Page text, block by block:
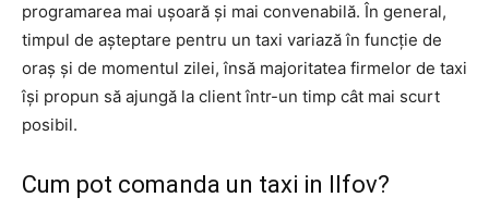
programarea mai ușoară și mai convenabilă. În general,
timpul de așteptare pentru un taxi variază în funcție de
oraș și de momentul zilei, însă majoritatea firmelor de taxi
își propun să ajungă la client într-un timp cât mai scurt
posibil.
Cum pot comanda un taxi in Ilfov?